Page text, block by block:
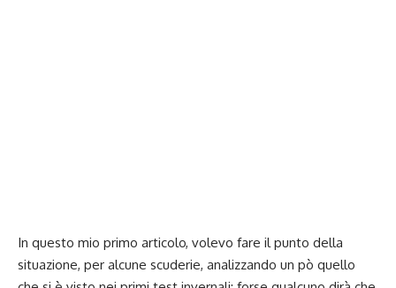
In questo mio primo articolo, volevo fare il punto della
situazione, per alcune scuderie, analizzando un pò quello